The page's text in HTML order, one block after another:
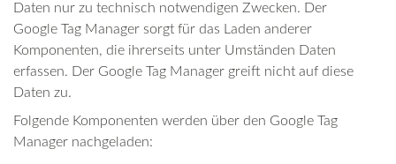
Daten nur zu technisch notwendigen Zwecken. Der
Google Tag Manager sorgt für das Laden anderer
Komponenten, die ihrerseits unter Umständen Daten
erfassen. Der Google Tag Manager greift nicht auf diese
Daten zu.
Folgende Komponenten werden über den Google Tag
Manager nachgeladen: